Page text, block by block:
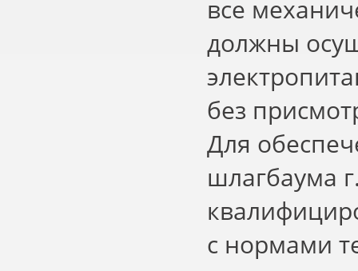
все
должны
без
Для
шлагбаума
с нормами